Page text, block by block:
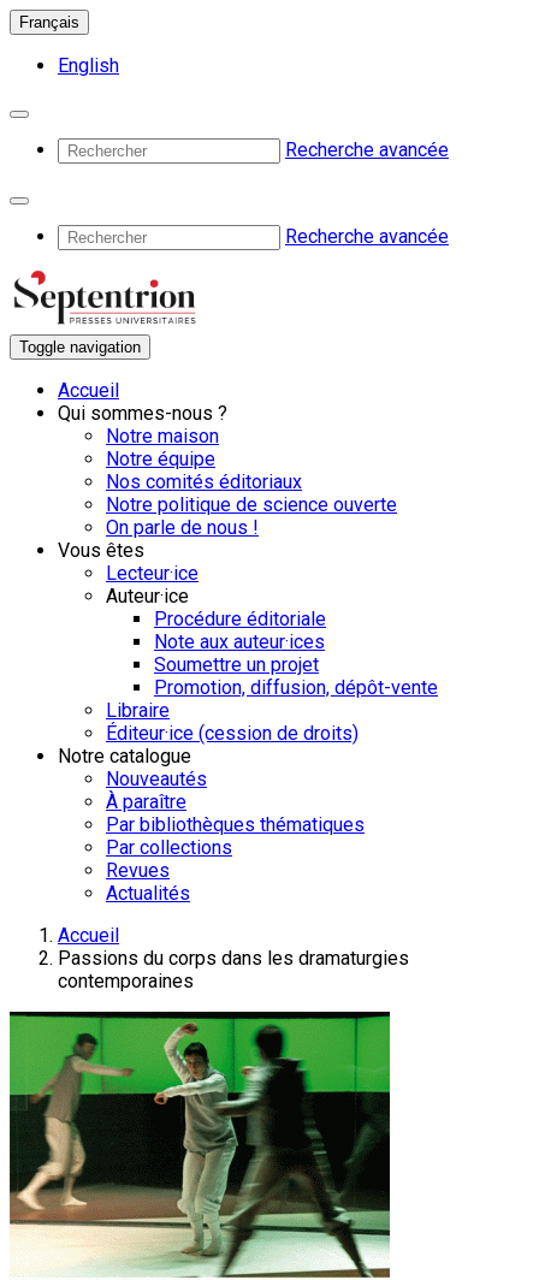
Français
English
Recherche avancée
Recherche avancée
Toggle navigation
Accueil
Qui sommes-nous ?
Notre maison
Notre équipe
Nos comités éditoriaux
Notre politique de science ouverte
On parle de nous !
Vous êtes
Lecteur·ice
Auteur·ice
Procédure éditoriale
Note aux auteur·ices
Soumettre un projet
Promotion, diffusion, dépôt-vente
Libraire
Éditeur·ice (cession de droits)
Notre catalogue
Nouveautés
À paraître
Par bibliothèques thématiques
Par collections
Revues
Actualités
Accueil
Passions du corps dans les dramaturgies
contemporaines